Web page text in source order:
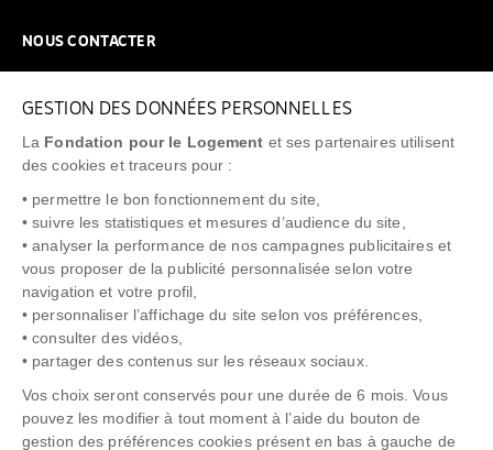
GESTION DES DONNÉES PERSONNELLES
La Fondation pour le Logement et ses partenaires utilisent
des cookies et traceurs pour :
• permettre le bon fonctionnement du site,
• suivre les statistiques et mesures d’audience du site,
• analyser la performance de nos campagnes publicitaires et
vous proposer de la publicité personnalisée selon votre
navigation et votre profil,
• personnaliser l’affichage du site selon vos préférences,
• consulter des vidéos,
• partager des contenus sur les réseaux sociaux.
Vos choix seront conservés pour une durée de 6 mois. Vous
pouvez les modifier à tout moment à l’aide du bouton de
gestion des préférences cookies présent en bas à gauche de
NOUS CONTACTER
FAQ
NEWSLETTER
"Allô Prévention Expulsion" 0805 299 049